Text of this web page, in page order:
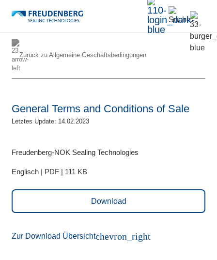
Zurück zu Allgemeine Geschäftsbedingungen
General Terms and Conditions of Sale
Letztes Update: 14.02.2023
Freudenberg-NOK Sealing Technologies
Englisch | PDF | 111 KB
Download
Zur Download Übersichtchevron_right